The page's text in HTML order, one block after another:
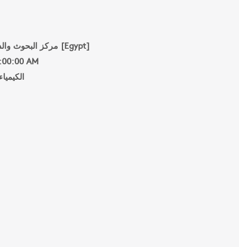
مركز البحوث والدراسات السياسية [Egypt]
AM